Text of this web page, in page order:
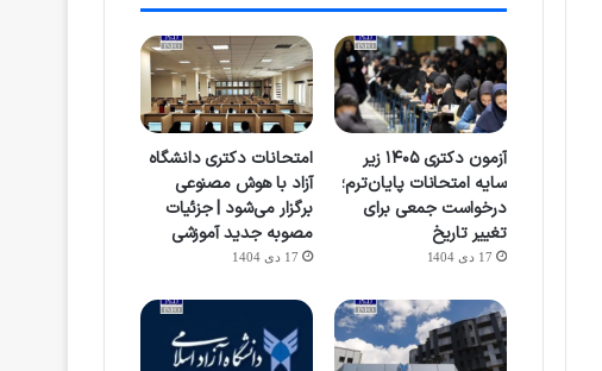
آزمون دکتری ۱۴۰۵ زیر
سایه امتحانات پایان‌ترم؛
درخواست جمعی برای
تغییر تاریخ
17 دی 1404
امتحانات دکتری دانشگاه
آزاد با هوش مصنوعی
برگزار می‌شود | جزئیات
مصوبه جدید آموزشی
17 دی 1404